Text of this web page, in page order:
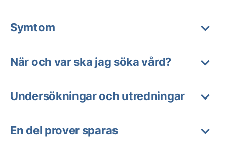
Symtom
När och var ska jag söka vård?
Undersökningar och utredningar
En del prover sparas